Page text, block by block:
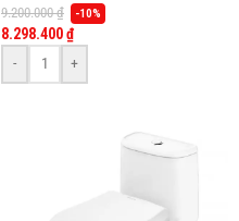
cơ M4A839 (Smart), dòng Loven
9.200.000₫ -10%
8.298.400₫
-
+